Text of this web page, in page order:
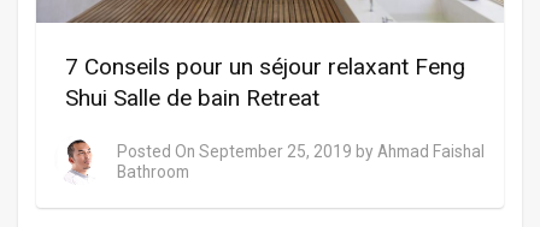
7 Conseils pour un séjour relaxant Feng
Shui Salle de bain Retreat
Posted On September 25, 2019 by Ahmad Faishal
Bathroom